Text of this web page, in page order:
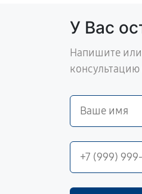
У Вас
Напишите или